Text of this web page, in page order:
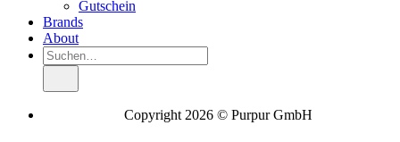
Gutschein
Brands
About
Suche
nach:
Copyright 2026 © Purpur GmbH